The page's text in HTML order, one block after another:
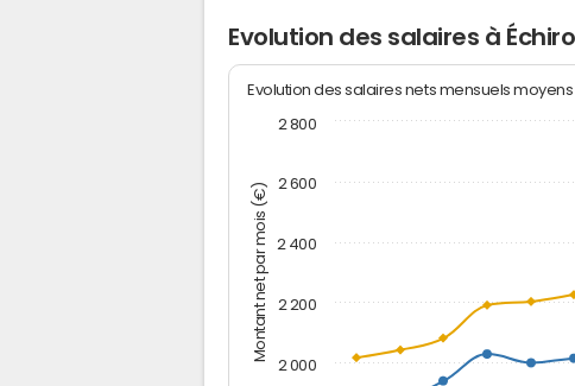
Evolution des salaires à
Montant net par mois (€)
Evolution des salaires nets mensuels moyens
2 000
2 200
2 400
2 600
2 800